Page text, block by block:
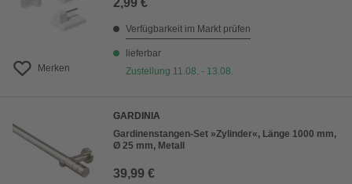
Merken
2,99 €
Verfügbarkeit im Markt prüfen
lieferbar
Zustellung 11.08. - 13.08.
GARDINIA
Gardinenstangen-Set »Zylinder«, Länge 1000 mm,
Ø 25 mm, Metall
39,99 €